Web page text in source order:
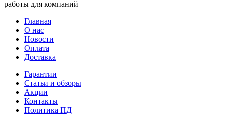
работы для компаний
Главная
О нас
Новости
Оплата
Доставка
Гарантии
Статьи и обзоры
Акции
Контакты
Политика ПД